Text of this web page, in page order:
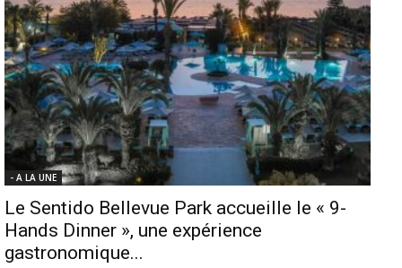
- A LA UNE
Le Sentido Bellevue Park accueille le « 9-
Hands Dinner », une expérience
gastronomique...